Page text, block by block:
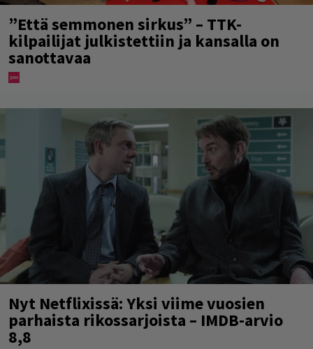
”Että semmonen sirkus” – TTK-
kilpailijat julkistettiin ja kansalla on
sanottavaa
Nyt Netflixissä: Yksi viime vuosien
parhaista rikossarjoista – IMDB-arvio
8,8